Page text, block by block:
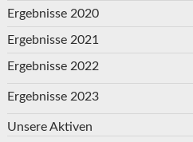
Ergebnisse 2020
Ergebnisse 2021
Ergebnisse 2022
Ergebnisse 2023
Unsere Aktiven